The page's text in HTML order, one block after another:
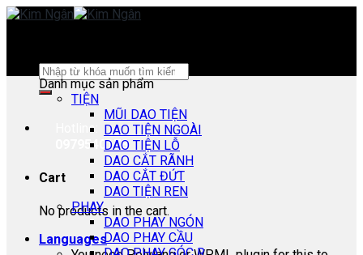
Skip
Search
for:
Hotline:
0979540178
Cart
No products in the cart.
Languages
Danh mục sản phẩm
TIỆN
MŨI DAO TIỆN
DAO TIỆN NGOÀI
DAO TIỆN LỖ
DAO CẮT RÃNH
DAO CẮT ĐỨT
DAO TIỆN REN
PHAY
DAO PHAY NGÓN
DAO PHAY CẦU